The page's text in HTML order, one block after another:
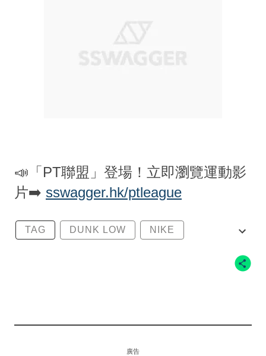
📣「PT聯盟」登場！立即瀏覽運動影
片➡️ sswagger.hk/ptleague
TAG DUNK LOW NIKE
廣告